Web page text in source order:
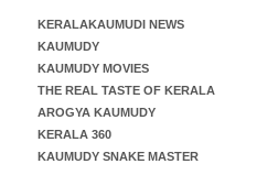
KERALAKAUMUDI NEWS
KAUMUDY
KAUMUDY MOVIES
THE REAL TASTE OF KERALA
AROGYA KAUMUDY
KERALA 360
KAUMUDY SNAKE MASTER